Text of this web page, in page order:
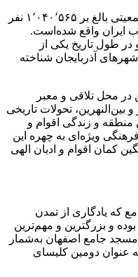
شهر ارومیه به مرکزیت کلان‌شهر با جمعیتی بالغ بر ۱٬۰۴۰٬۵۶۵ نفر
ایران واقع شده‌است.
طول تاریخ یکی از
شهرهای آذربایجان شناخته
در محل تلاقی و معبر
تحولات تاریخی
منطقه و زندگی اقوام و
ویژه‌ای به چهره این
کمان اقوام و ادیان الهی
که یادگاری از تمدن
و بزرگترین و مهم‌ترین
جامع اصفهان به‌شمار
عنوان دومین کلیسای